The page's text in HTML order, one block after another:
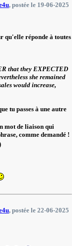
, postée le 19-06-2025
qu'elle réponde à toutes
that they EXPECTED
she remained
would increase,
tu passes à une autre
mot de liaison qui
comme demandé !
, postée le 22-06-2025